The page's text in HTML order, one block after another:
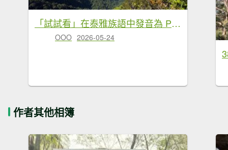
「試試看」在泰雅族語中發音為 Ptlaman
OOO 2026-05-24
作者其他相簿